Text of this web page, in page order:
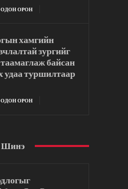
ОДОН ОРОН
хамгийн
зургийг
байсан
удаа туршилтаар
ОДОН ОРОН
Шинэ